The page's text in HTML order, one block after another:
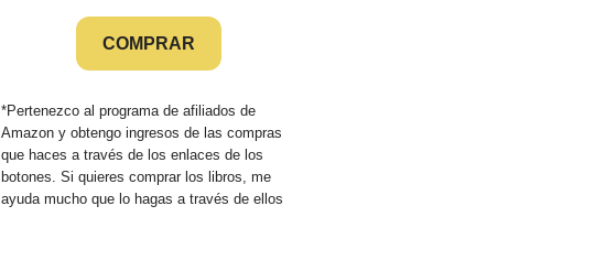
COMPRAR
*Pertenezco al programa de afiliados de
Amazon y obtengo ingresos de las compras
que haces a través de los enlaces de los
botones. Si quieres comprar los libros, me
ayuda mucho que lo hagas a través de ellos